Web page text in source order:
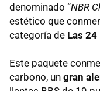
denominado “NBR
estético que
categoría de Las
Este paquete
carbono, un gran